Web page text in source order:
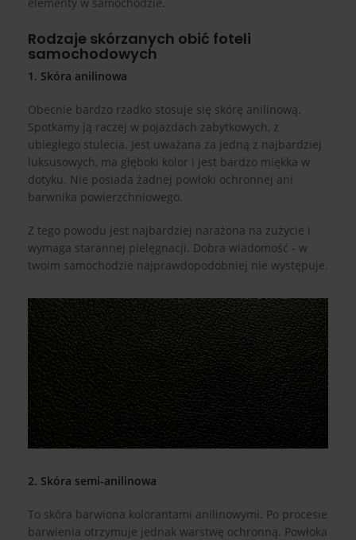
Rodzaje skórzanych obić foteli
samochodowych
1. Skóra anilinowa
Obecnie bardzo rzadko stosuje się skórę anilinową.
Spotkamy ją raczej w pojazdach zabytkowych, z
ubiegłego stulecia. Jest uważana za jedną z najbardziej
luksusowych, ma głęboki kolor i jest bardzo miękka w
dotyku. Nie posiada żadnej powłoki ochronnej ani
barwnika powierzchniowego.
Z tego powodu jest najbardziej narażona na zużycie i
wymaga starannej pielęgnacji. Dobra wiadomość - w
twoim samochodzie najprawdopodobniej nie występuje.
2. Skóra semi-anilinowa
To skóra barwiona kolorantami anilinowymi. Po procesie
barwienia otrzymuje jednak warstwę ochronną. Powłoka